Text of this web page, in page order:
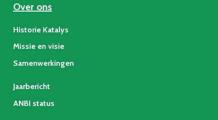
Over ons
Historie Katalys
Missie en visie
Samenwerkingen
Jaarbericht
ANBI status